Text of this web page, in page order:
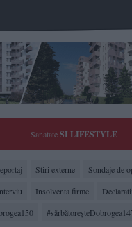
SanatateSI LIFESTYLE
Stiri externe Sondaje de
Insolventa firme